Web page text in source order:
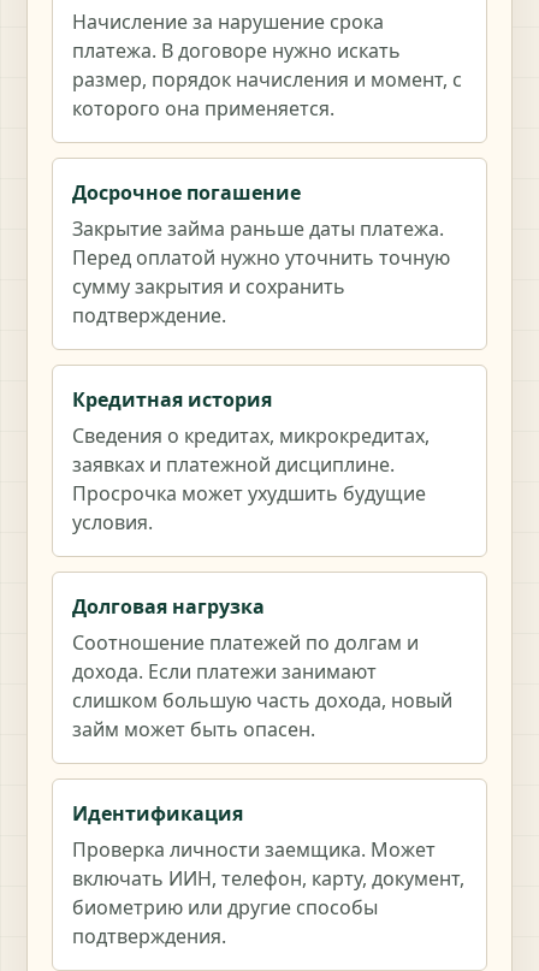
Начисление за нарушение срока
платежа. В договоре нужно искать
размер, порядок начисления и момент, с
которого она применяется.
Досрочное погашение
Закрытие займа раньше даты платежа.
Перед оплатой нужно уточнить точную
сумму закрытия и сохранить
подтверждение.
Кредитная история
Сведения о кредитах, микрокредитах,
заявках и платежной дисциплине.
Просрочка может ухудшить будущие
условия.
Долговая нагрузка
Соотношение платежей по долгам и
дохода. Если платежи занимают
слишком большую часть дохода, новый
займ может быть опасен.
Идентификация
Проверка личности заемщика. Может
включать ИИН, телефон, карту, документ,
биометрию или другие способы
подтверждения.